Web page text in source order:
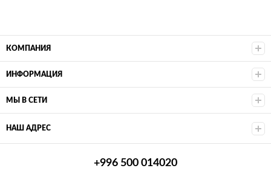
КОМПАНИЯ
ИНФОРМАЦИЯ
МЫ В СЕТИ
НАШ АДРЕС
+996 500 014020